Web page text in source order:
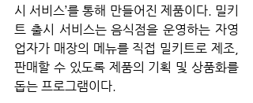
시 서비스’를 통해 만들어진 제품이다. 밀키
트 출시 서비스는 음식점을 운영하는 자영
업자가 매장의 메뉴를 직접 밀키트로 제조,
판매할 수 있도록 제품의 기획 및 상품화를
돕는 프로그램이다.